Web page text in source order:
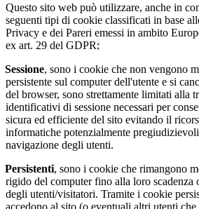
Questo sito web può utilizzare, anche in
seguenti tipi di cookie classificati in base
Privacy e dei Pareri emessi in ambito
ex art. 29 del GDPR:
Sessione, sono i cookie che non vengono
persistente sul computer dell'utente e si
del browser, sono strettamente limitati alla
identificativi di sessione necessari per
sicura ed efficiente del sito evitando il
informatiche potenzialmente
navigazione degli utenti.
Persistenti, sono i cookie che rimangono
rigido del computer fino alla loro scadenza
degli utenti/visitatori. Tramite i cookie
accedono al sito (o eventuali altri utenti